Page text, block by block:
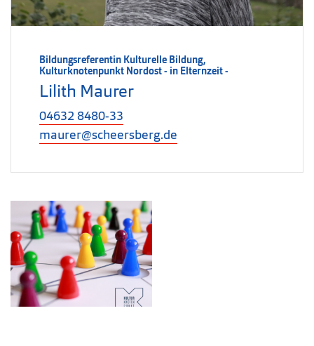
Bildungsreferentin Kulturelle Bildung,
Kulturknotenpunkt Nordost - in Elternzeit -
Lilith Maurer
04632 8480-33
maurer@scheersberg.de